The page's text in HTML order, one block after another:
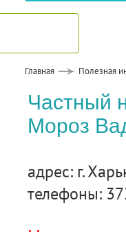
Главная Полезная
Частный
Мороз
адрес: г.
телефоны: